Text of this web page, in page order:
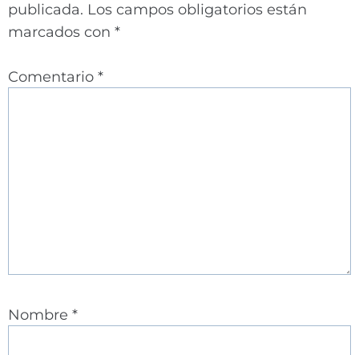
publicada. Los campos obligatorios están
marcados con *
Comentario *
Nombre *